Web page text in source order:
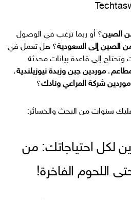
الصين؟ أو ربما ترغب في الوصول
الصين إلى السعودية؟ هل تعمل في
وتحتاج إلى قاعدة بيانات محدثة
، موردين جبن وزبدة نيوزيلندية،
موردين شركة المراعي ونادك؟
سنوات من البحث والخسائر:
لكل احتياجاتك: من
اللحوم الفاخرة!